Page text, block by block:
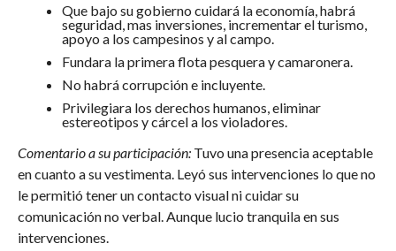
Que bajo su gobierno cuidará la economía, habrá
seguridad, mas inversiones, incrementar el turismo,
apoyo a los campesinos y al campo.
Fundara la primera flota pesquera y camaronera.
No habrá corrupción e incluyente.
Privilegiara los derechos humanos, eliminar
estereotipos y cárcel a los violadores.
Comentario a su participación: Tuvo una presencia aceptable
en cuanto a su vestimenta. Leyó sus intervenciones lo que no
le permitió tener un contacto visual ni cuidar su
comunicación no verbal. Aunque lucio tranquila en sus
intervenciones.